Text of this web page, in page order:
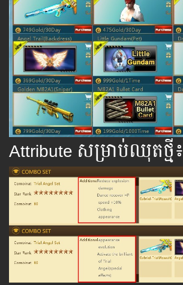
Attribute សម្រាប់ឈុតថ្មី៖